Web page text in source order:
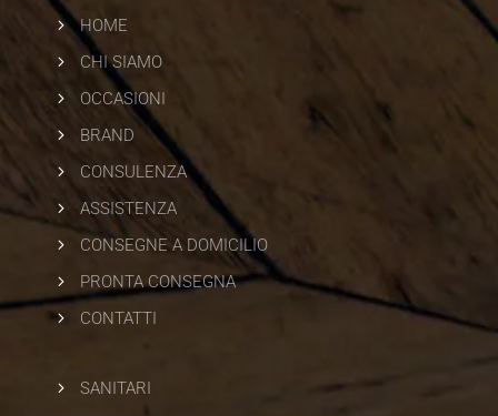
5 HOME
5
CHI SIAMO
5
OCCASIONI
5
BRAND
5
CONSULENZA
5
ASSISTENZA
5
CONSEGNE A DOMICILIO
5
PRONTA CONSEGNA
5
CONTATTI
5
SANITARI